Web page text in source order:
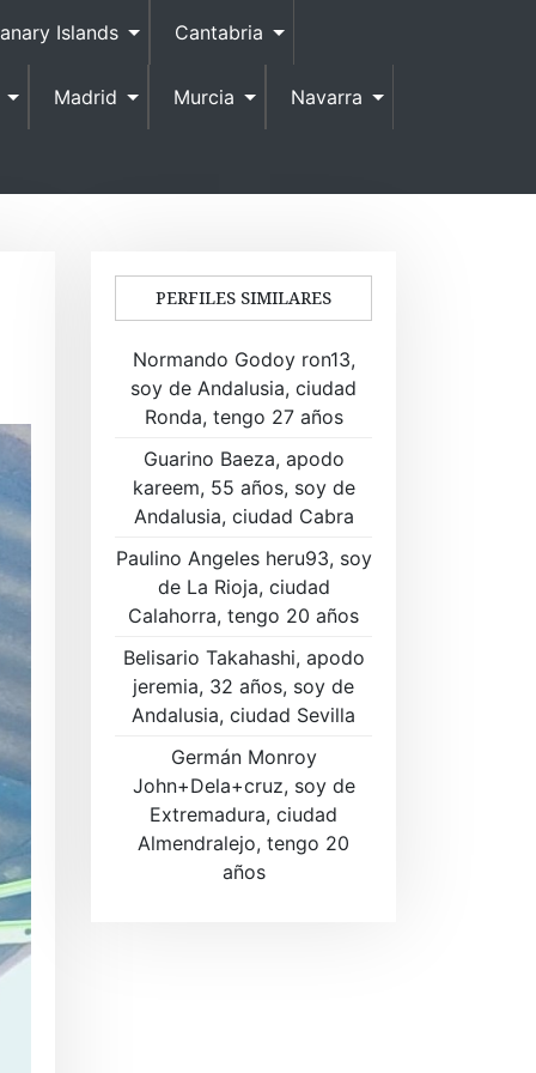
Islands Cantabria
Madrid Murcia Navarra
PERFILES SIMILARES
Normando Godoy ron13,
soy de Andalusia, ciudad
Ronda, tengo 27 años
Guarino Baeza, apodo
kareem, 55 años, soy de
Andalusia, ciudad Cabra
Paulino Angeles heru93, soy
de La Rioja, ciudad
Calahorra, tengo 20 años
Belisario Takahashi, apodo
jeremia, 32 años, soy de
Andalusia, ciudad Sevilla
Germán Monroy
John+Dela+cruz, soy de
Extremadura, ciudad
Almendralejo, tengo 20
años